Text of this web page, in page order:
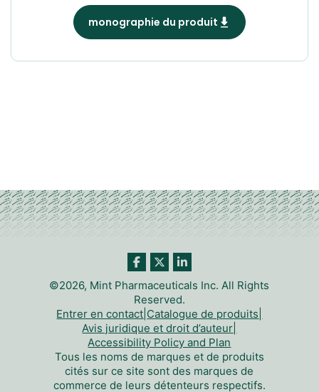
monographie du produit
©2026, Mint Pharmaceuticals Inc. All Rights
Reserved.
Entrer en contact Catalogue de produits
Avis juridique et droit d’auteur
Accessibility Policy and Plan
Tous les noms de marques et de produits
cités sur ce site sont des marques de
commerce de leurs détenteurs respectifs.